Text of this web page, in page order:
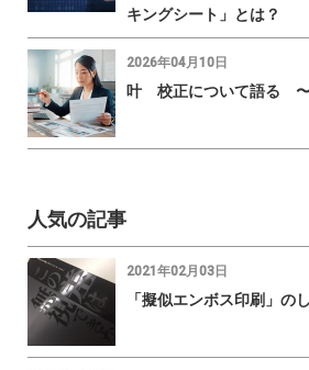
キングシート」とは？
2026年04月10日
叶 校正について語る 〜
人気の記事
2021年02月03日
「擬似エンボス印刷」の